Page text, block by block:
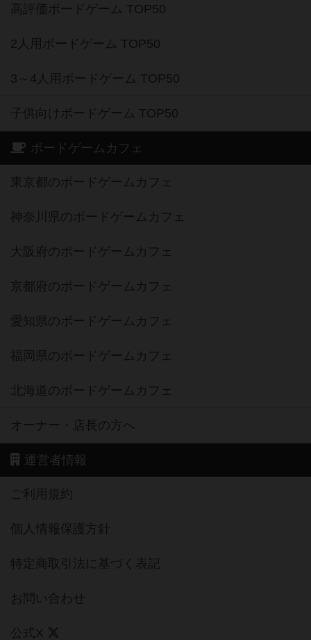
高評価ボードゲーム TOP50
2人用ボードゲーム TOP50
3～4人用ボードゲーム TOP50
子供向けボードゲーム TOP50
ボードゲームカフェ
東京都のボードゲームカフェ
神奈川県のボードゲームカフェ
大阪府のボードゲームカフェ
京都府のボードゲームカフェ
愛知県のボードゲームカフェ
福岡県のボードゲームカフェ
北海道のボードゲームカフェ
オーナー・店長の方へ
運営者情報
ご利用規約
個人情報保護方針
特定商取引法に基づく表記
お問い合わせ
公式X